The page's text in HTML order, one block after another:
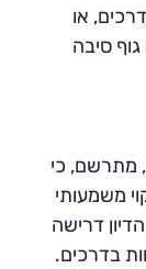
או
סיבה
מתרשם, כי
משמעותי
דרישה
בדרכים.